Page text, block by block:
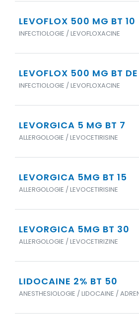
LEVOFLOX 500 MG BT 10
INFECTIOLOGIE / LEVOFLOXACINE
LEVOFLOX 500 MG BT
INFECTIOLOGIE / LEVOFLOXACINE
LEVORGICA 5 MG BT 7
ALLERGOLOGIE / LEVOCETIRISINE
LEVORGICA 5MG BT 15
ALLERGOLOGIE / LEVOCETIRISINE
LEVORGICA 5MG BT 30
ALLERGOLOGIE / LEVOCETIRIZINE
LIDOCAINE 2% BT 50
ANESTHESIOLOGIE / LIDOCAINE /